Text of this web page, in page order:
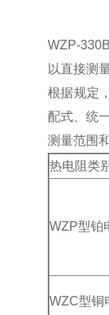
WZP-
以直接测
根据规定
配式、统
测量范围
热电阻类
WZP型铂
WZC型铜